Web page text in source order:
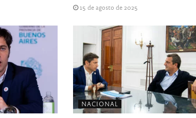
15 de agosto de 2025
NACIONAL